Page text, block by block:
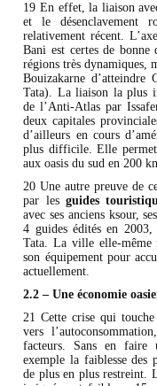
19 En effet, la liaison
et le désenclavement
relativement récent.
Bani est certes de
régions très dynamiques,
Bouizakarne
Tata). La liaison la plus
de l’Anti-Atlas par
deux capitales
d’ailleurs en cours
plus difficile. Elle
aux oasis du sud en 200
20 Une autre preuve de
par les guides
avec ses anciens ksour,
4 guides édités en
Tata. La ville elle-même
son équipement pour
actuellement.
2.2 – Une économie
21 Cette crise qui
vers
facteurs. Sans en faire
exemple la faiblesse des
de plus en plus restreint.